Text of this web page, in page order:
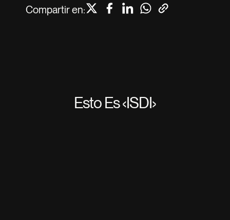
Compartir en:
Esto Es ‹ISDI›